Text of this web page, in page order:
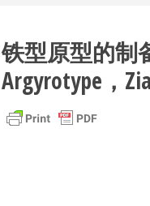
铁型原型的制
Argyrotype，